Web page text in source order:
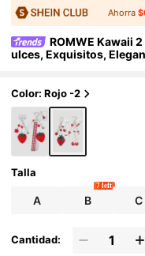
Ahorra
ROMWE Kawaii
ulces, Exquisitos,
sa, Lazo de Acrílico,
Colgante de Bolso,
olgante de Funda de
de Amor Fijos y
Adecuado para
s para Uso Diario,
Color: Rojo -2
Talla
A B
7 left
C
Cantidad: